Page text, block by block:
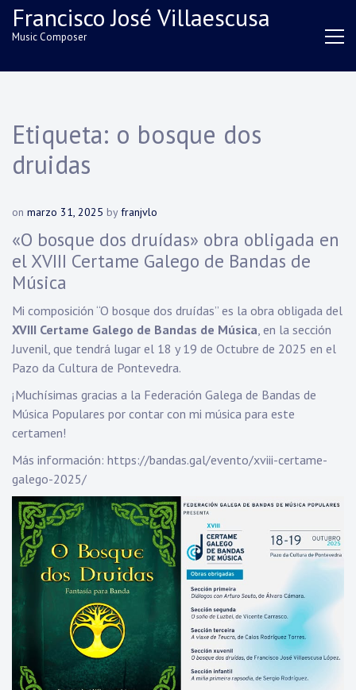
SkipFrancisco José Villaescusa
Music Composer
Etiqueta: o bosque dos
druidas
on marzo 31, 2025 byfranjvlo
«O bosque dos druídas» obra obligada en
el XVIII Certame Galego de Bandas de
Música
Mi composición “O bosque dos druídas” es la obra obligada del
XVIII Certame Galego de Bandas de Música, en la sección
Juvenil, que tendrá lugar el 18 y 19 de Octubre de 2025 en el
Pazo da Cultura de Pontevedra.
¡Muchísimas gracias a la Federación Galega de Bandas de
Música Populares por contar con mi música para este
certamen!
Más información: https://bandas.gal/evento/xviii-certame-
galego-2025/